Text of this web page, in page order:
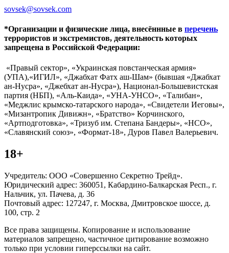
sovsek@sovsek.com
*Организации и физические лица, внесённные в перечень
террористов и экстремистов, деятельность которых
запрещена в Российской Федерации:
«Правый сектор», «Украинская повстанческая армия»
(УПА),«ИГИЛ», «Джабхат Фатх аш-Шам» (бывшая «Джабхат
ан-Нусра», «Джебхат ан-Нусра»), Национал-Большевистская
партия (НБП), «Аль-Каида», «УНА-УНСО», «Талибан»,
«Меджлис крымско-татарского народа», «Свидетели Иеговы»,
«Мизантропик Дивижн», «Братство» Корчинского,
«Артподготовка», «Тризуб им. Степана Бандеры», «НСО»,
«Славянский союз», «Формат-18», Дуров Павел Валерьевич.
18+
Учредитель: ООО «Совершенно Секретно Трейд».
Юридический адрес: 360051, Кабардино-Балкарская Респ., г.
Нальчик, ул. Пачева, д. 36
Почтовый адрес: 127247, г. Москва, Дмитровское шоссе, д.
100, стр. 2
Все права защищены. Копирование и использование
материалов запрещено, частичное цитирование возможно
только при условии гиперссылки на сайт.